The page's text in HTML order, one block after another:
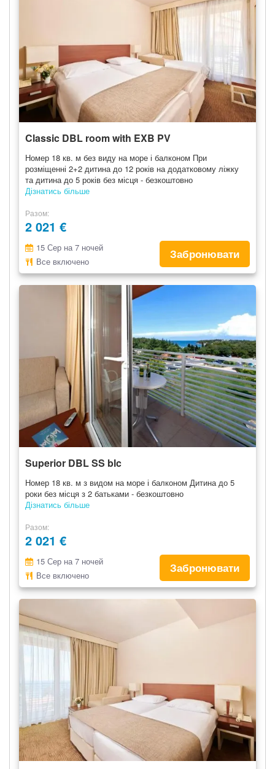
Classic DBL room with EXB PV
Номер 18 кв. м без виду на море і балконом При
розміщенні 2+2 дитина до 12 років на додатковому ліжку
та дитина до 5 років без місця - безкоштовно
Дізнатись більше
Разом
2 021 €
15 Сер на 7 ночей
Все включено
Забронювати
Superior DBL SS blc
Номер 18 кв. м з видом на море і балконом Дитина до 5
роки без місця з 2 батьками - безкоштовно
Дізнатись більше
Разом
2 021 €
15 Сер на 7 ночей
Все включено
Забронювати